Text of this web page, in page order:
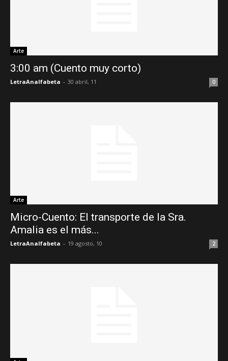
Arte
3:00 am (Cuento muy corto)
LetraAnalfabeta - 30 abril, 11 0
Arte
Micro-Cuento: El transporte de la Sra.
Amalia es el más...
LetraAnalfabeta - 19 agosto, 10 2